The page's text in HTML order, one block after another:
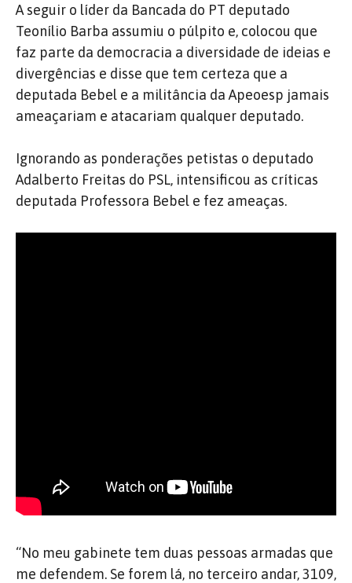
A seguir o líder da Bancada do PT deputado
Teonílio Barba assumiu o púlpito e, colocou que
faz parte da democracia a diversidade de ideias e
divergências e disse que tem certeza que a
deputada Bebel e a militância da Apeoesp jamais
ameaçariam e atacariam qualquer deputado.
Ignorando as ponderações petistas o deputado
Adalberto Freitas do PSL, intensificou as críticas
deputada Professora Bebel e fez ameaças.
“No meu gabinete tem duas pessoas armadas que
me defendem. Se forem lá, no terceiro andar, 3109,